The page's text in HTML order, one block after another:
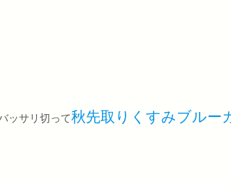
ッサリ切って秋先取りくすみブルー